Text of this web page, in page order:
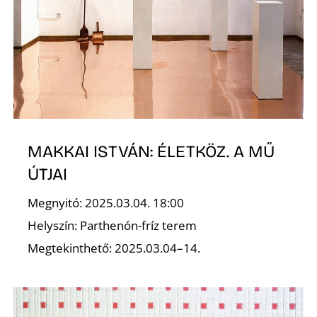
MAKKAI ISTVÁN: ÉLETKÖZ. A MŰ
ÚTJAI
Megnyitó: 2025.03.04. 18:00
Helyszín: Parthenón-fríz terem
Megtekinthető: 2025.03.04–14.